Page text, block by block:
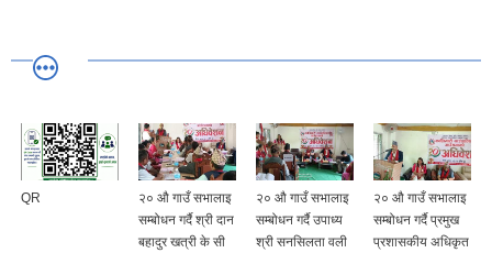
QR
२० औ गाउँ सभालाइ
सम्बोधन गर्दै श्री दान
बहादुर खत्री के सी
२० औ गाउँ सभालाइ
सम्बोधन गर्दै उपाध्य
श्री सनसिलता वली
२० औ गाउँ सभालाइ
सम्बोधन गर्दै प्रमुख
प्रशासकीय अधिकृत